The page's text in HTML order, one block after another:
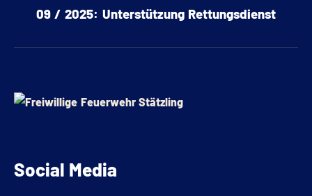
09 / 2025: Unterstützung Rettungsdienst
Social Media